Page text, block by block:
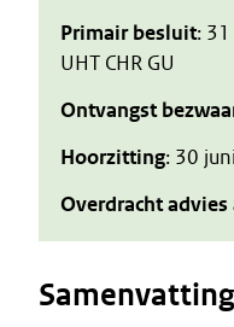
Primair besluit:
UHT CHR GU
Ontvangst
Hoorzitting: 30
Overdracht advies
Samenvatting